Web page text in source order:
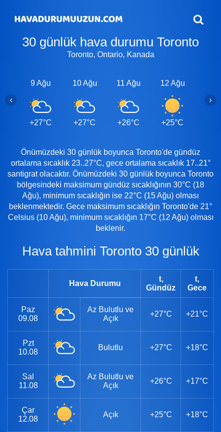
30 günlük hava durumu Toronto
Toronto, Ontario, Kanada
9 Ağu
+27°C
10 Ağu
+27°C
11 Ağu
+26°C
12 Ağu
+25°C
‹ ›
Önümüzdeki 30 günlük boyunca Toronto'de gündüz
ortalama sıcaklık 23..27°C, gece ortalama sıcaklık 17..21°
santigrat olacaktır. Önümüzdeki 30 günlük boyunca Toronto
bölgesindeki maksimum gündüz sıcaklığının 30°C (18
Ağu), minimum sıcaklığın ise 22°C (15 Ağu) olması
beklenmektedir. Gece maksimum sıcaklığın Toronto'de 21°
Celsius (10 Ağu), minimum sıcaklığın 17°C (12 Ağu) olması
beklenir.
Hava tahmini Toronto 30 günlük
Hava Durumu
t,
Gündüz
t,
Gece
Paz
09.08
Az Bulutlu ve
Açık
+27°C +21°C
Pzt
10.08
Bulutlu +27°C +18°C
Sal
11.08
Az Bulutlu ve
Açık
+26°C +17°C
Çar
12.08
Açık +25°C +18°C